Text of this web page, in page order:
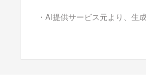
・AI提供サービス元より、生